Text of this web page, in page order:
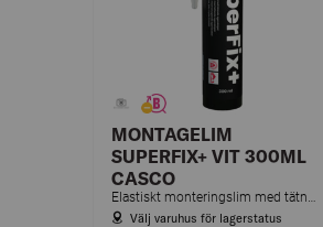
MONTAGELIM
SUPERFIX+ VIT 300ML
CASCO
Välj varuhus för lagerstatus